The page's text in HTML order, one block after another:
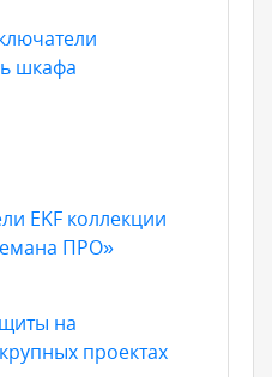
шкафа
EKF коллекции
ПРО»
на
проектах